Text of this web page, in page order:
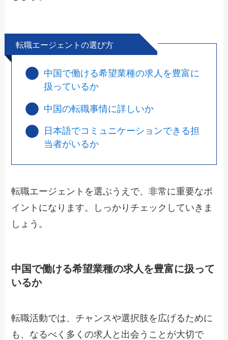
転職エージェントの選び方
中国で働ける希望業種の求人を豊富に
扱っているか
中国の転職事情に詳しいか
日本語でコミュニケーションできる担
当者がいるか
転職エージェントを選ぶうえで、非常に重要なポ
イントになります。しっかりチェックしていきま
しょう。
中国で働ける希望業種の求人を豊富に扱って
いるか
転職活動では、チャンスや選択肢を広げるために
も、なるべく多くの求人と出会うことが大切で